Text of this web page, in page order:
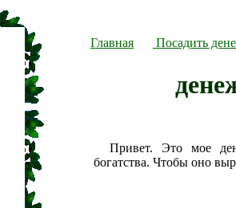
Главная Посадить
Привет. Это мое
богатства. Чтобы оно